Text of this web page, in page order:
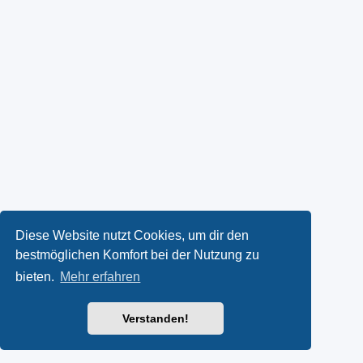
Diese Website nutzt Cookies, um dir den
bestmöglichen Komfort bei der Nutzung zu
bieten. Mehr erfahren
Verstanden!